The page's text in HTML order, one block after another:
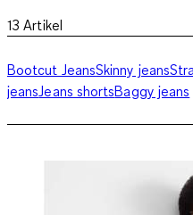
13 Artikel
Bootcut JeansSkinny jeans
jeans Jeans shortsBaggy jeans